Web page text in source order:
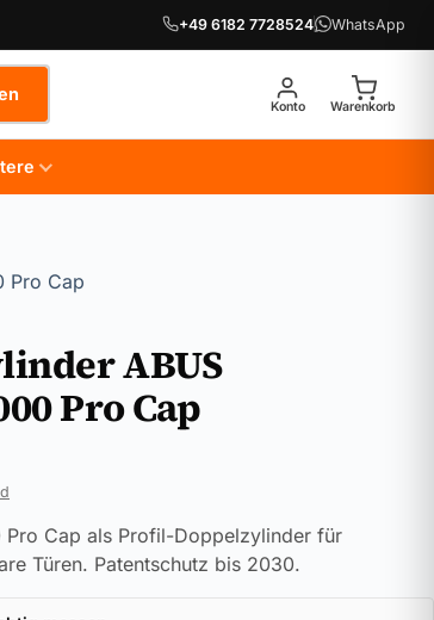
+49 6182 7728524 WhatsApp
Konto Warenkorb
Pro Cap
ABUS
Pro Cap
Pro Cap als Profil-Doppelzylinder für
Türen. Patentschutz bis 2030.